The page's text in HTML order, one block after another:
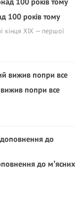
100 років тому
кінця ХІХ — першої
вижив попри все
до мʼясних